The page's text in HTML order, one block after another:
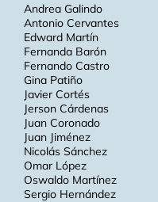
Andrea Galindo
Antonio Cervantes
Edward Martín
Fernanda Barón
Fernando Castro
Gina Patiño
Javier Cortés
Jerson Cárdenas
Juan Coronado
Juan Jiménez
Nicolás Sánchez
Omar López
Oswaldo Martínez
Sergio Hernández